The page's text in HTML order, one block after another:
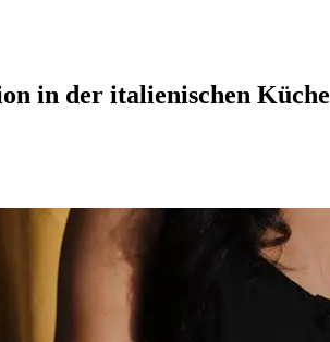
in der italienischen Küche